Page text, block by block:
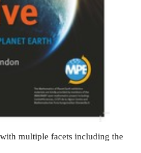
multiple facets including the